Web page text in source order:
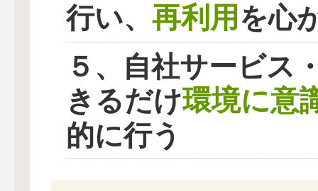
行い、 再利用 を心
５、自社サービス
きるだけ環境に意
的に行う